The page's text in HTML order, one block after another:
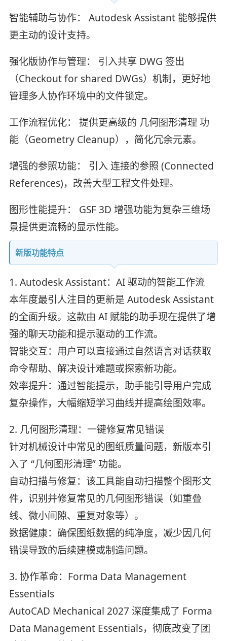
智能辅助与协作： Autodesk Assistant 能够提供
更主动的设计支持。
强化版协作与管理： 引入共享 DWG 签出
（Checkout for shared DWGs）机制，更好地
管理多人协作环境中的文件锁定。
工作流程优化： 提供更高级的 几何图形清理 功
能（Geometry Cleanup），简化冗余元素。
增强的参照功能： 引入 连接的参照 (Connected
References)，改善大型工程文件处理。
图形性能提升： GSF 3D 增强功能为复杂三维场
景提供更流畅的显示性能。
新版功能特点
1. Autodesk Assistant：AI 驱动的智能工作流
本年度最引人注目的更新是 Autodesk Assistant
的全面升级。这款由 AI 赋能的助手现在提供了增
强的聊天功能和提示驱动的工作流。
智能交互：用户可以直接通过自然语言对话获取
命令帮助、解决设计难题或探索新功能。
效率提升：通过智能提示，助手能引导用户完成
复杂操作，大幅缩短学习曲线并提高绘图效率。
2. 几何图形清理：一键修复常见错误
针对机械设计中常见的图纸质量问题，新版本引
入了 “几何图形清理” 功能。
自动扫描与修复：该工具能自动扫描整个图形文
件，识别并修复常见的几何图形错误（如重叠
线、微小间隙、重复对象等）。
数据健康：确保图纸数据的纯净度，减少因几何
错误导致的后续建模或制造问题。
3. 协作革命：Forma Data Management
Essentials
AutoCAD Mechanical 2027 深度集成了 Forma
Data Management Essentials，彻底改变了团